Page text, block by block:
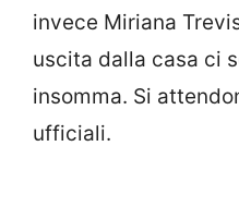
invece Miriana
uscita dalla casa ci
insomma. Si
ufficiali.